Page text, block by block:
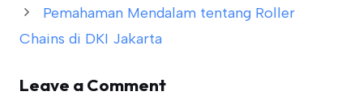
Pemahaman Mendalam tentang Roller
Chains di DKI Jakarta
Leave a Comment